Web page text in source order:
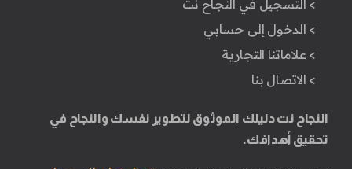
> التسجيل في النجاح نت
> الدخول إلى حسابي
> علاماتنا التجارية
> الاتصال بنا
النجاح نت دليلك الموثوق لتطوير نفسك والنجاح في
تحقيق أهدافك.